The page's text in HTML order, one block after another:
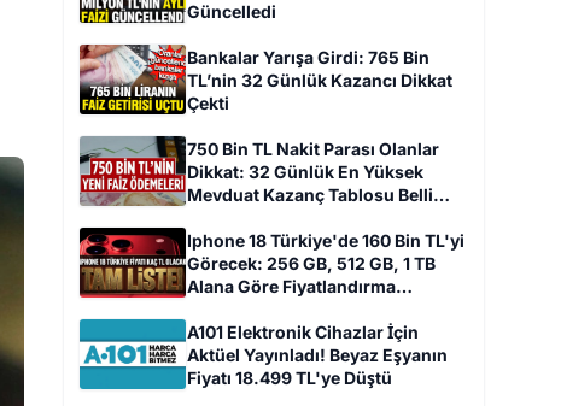
Güncelledi
Bankalar Yarışa Girdi: 765 Bin
TL’nin 32 Günlük Kazancı Dikkat
Çekti
750 Bin TL Nakit Parası Olanlar
Dikkat: 32 Günlük En Yüksek
Mevduat Kazanç Tablosu Belli
Iphone 18 Türkiye'de 160 Bin TL'yi
Görecek: 256 GB, 512 GB, 1 TB
Alana Göre Fiyatlandırma
A101 Elektronik Cihazlar İçin
Aktüel Yayınladı! Beyaz Eşyanın
Fiyatı 18.499 TL'ye Düştü